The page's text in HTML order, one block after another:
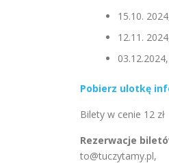
15.10.
12.11.
Pobierz ulotkę
Bilety w cenie 12 zł
Rezerwacje
to@tuczytamy.pl,